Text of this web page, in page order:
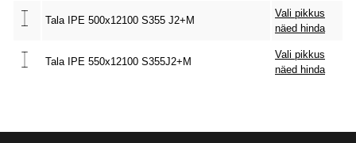
Tala IPE 500x12100 S355 J2+M
Vali pikkus
näed hinda
Tala IPE 550x12100 S355J2+M
Vali pikkus
näed hinda